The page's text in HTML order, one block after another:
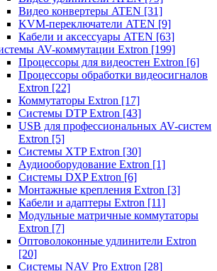
Видео конвертеры ATEN [31]
KVM-переключатели ATEN [9]
Кабели и аксессуары ATEN [63]
AV-коммутации Extron [199]
Процессоры для видеостен Extron [6]
Процессоры обработки видеосигналов
Extron [22]
Коммутаторы Extron [17]
Системы DTP Extron [43]
USB для профессиональных AV-систем
Extron [5]
Системы XTP Extron [30]
Аудиооборудование Extron [1]
Системы DXP Extron [6]
Монтажные крепления Extron [3]
Кабели и адаптеры Extron [11]
Модульные матричные коммутаторы
Extron [7]
Оптоволоконные удлинители Extron
[20]
Системы NAV Pro Extron [28]